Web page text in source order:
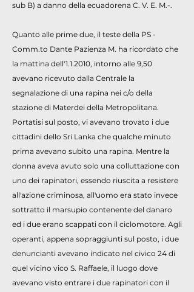
sub B) a danno della ecuadorena C. V. E. M.-.
Quanto alle prime due, il teste della PS -
Comm.to Dante Pazienza M. ha ricordato che
la mattina dell'1.1.2010, intorno alle 9,50
avevano ricevuto dalla Centrale la
segnalazione di una rapina nei c/o della
stazione di Materdei della Metropolitana.
Portatisi sul posto, vi avevano trovato i due
cittadini dello Sri Lanka che qualche minuto
prima avevano subito una rapina. Mentre la
donna aveva avuto solo una colluttazione con
uno dei rapinatori, essendo riuscita a resistere
all'azione criminosa, all'uomo era stato invece
sottratto il marsupio contenente del danaro
ed i due erano scappati con il ciclomotore. Agli
operanti, appena sopraggiunti sul posto, i due
denuncianti avevano indicato nel civico 24 di
quel vicino vico S. Raffaele, il luogo dove
avevano visto entrare i due rapinatori con il